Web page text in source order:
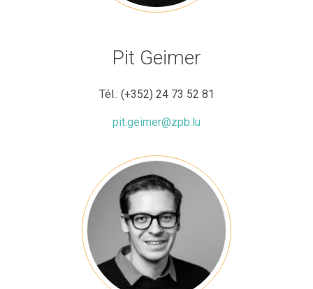
Pit Geimer
Tél.: (+352) 24 73 52 81
pit.geimer@zpb.lu